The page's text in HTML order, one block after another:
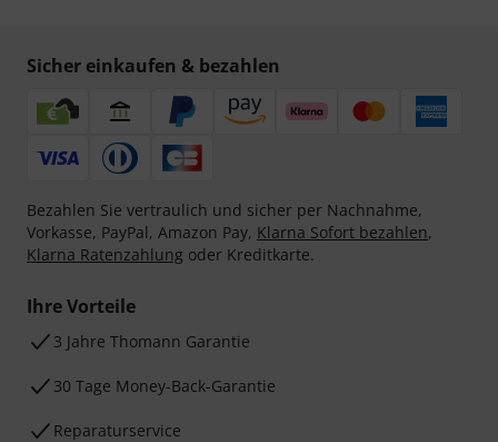
Sicher einkaufen & bezahlen
Bezahlen Sie vertraulich und sicher per Nachnahme,
Vorkasse, PayPal, Amazon Pay, Klarna Sofort bezahlen,
Klarna Ratenzahlung oder Kreditkarte.
Ihre Vorteile
3 Jahre Thomann Garantie
30 Tage Money-Back-Garantie
Reparaturservice